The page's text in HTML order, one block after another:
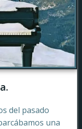
del pasado
una